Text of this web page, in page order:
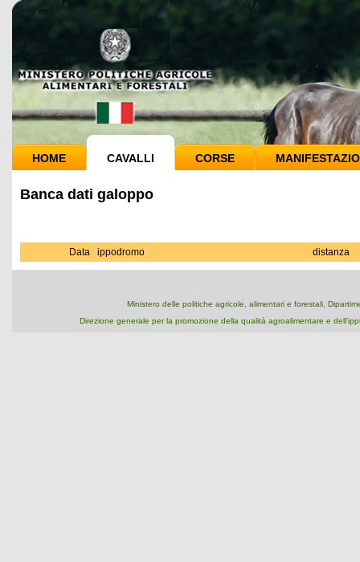
HOME CAVALLI CORSE
Banca dati galoppo
Data ippodromo distanza
Ministero delle politiche agricole, alimentari e forestali,
Direzione generale per la promozione della qualità agroalimentare e